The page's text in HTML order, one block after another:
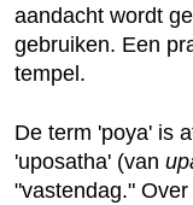
aandacht wordt
gebruiken. Een
tempel.
De term 'poya' is
'uposatha' (van
"vastendag."